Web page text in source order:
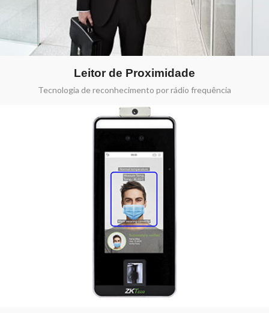
Leitor de Proximidade
Tecnologia de reconhecimento por rádio frequência